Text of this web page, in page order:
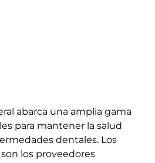
cookies opcionales para
y compartir datos con socios
la transferencia de datos a
de acceso por autoridades